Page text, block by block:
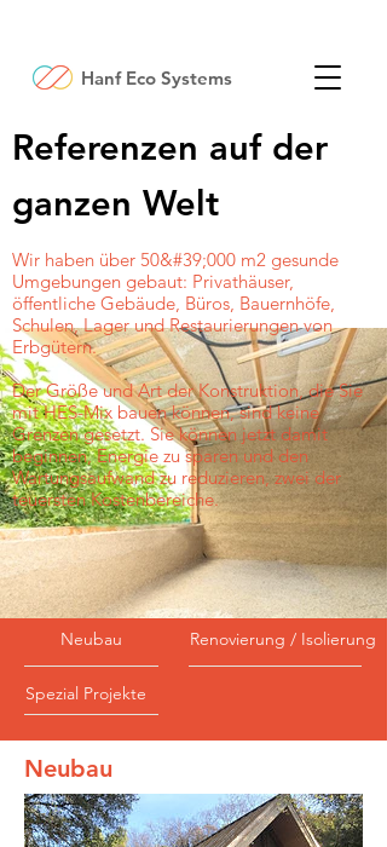
Hanf Eco Systems
Referenzen auf der
ganzen Welt
Wir haben über 50&#39;000 m2 gesunde
Umgebungen gebaut: Privathäuser,
öffentliche Gebäude, Büros, Bauernhöfe,
Schulen, Lager und Restaurierungen von
Erbgütern.
Der Größe und Art der Konstruktion, die Sie
mit HES-Mix bauen können, sind keine
Grenzen gesetzt. Sie können jetzt damit
beginnen, Energie zu sparen und den
Wartungsaufwand zu reduzieren, zwei der
teuersten Kostenbereiche.
Neubau Renovierung / Isolierung
Spezial Projekte
Neubau